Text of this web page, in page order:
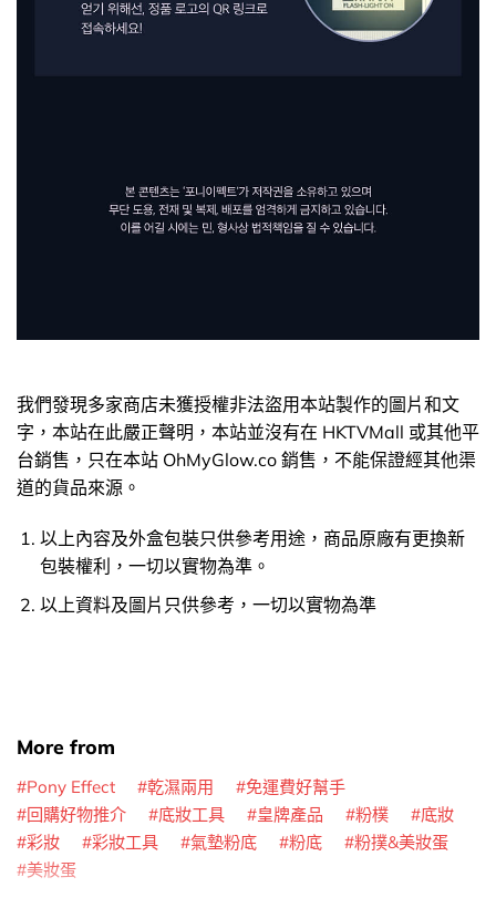
我們發現多家商店未獲授權非法盜用本站製作的圖片和文
字，本站在此嚴正聲明，本站並沒有在 HKTVMall 或其他平
台銷售，只在本站 OhMyGlow.co 銷售，不能保證經其他渠
道的貨品來源。
以上內容及外盒包裝只供參考用途，商品原廠有更換新
包裝權利，一切以實物為準。
以上資料及圖片只供參考，一切以實物為準
More from
Pony Effect 乾濕兩用
免運費好幫手
回購好物推介
底妝工具 皇牌產品 粉樸
底妝
彩妝
彩妝工具 氣墊粉底 粉底
粉撲&美妝蛋
美妝蛋